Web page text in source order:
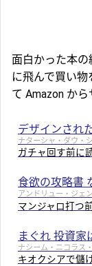
面白かった本の
に飛んで買い
て Amazon から
デザインされ
ナターシャ・ダウ・
ガチャ回す前に
食欲の攻略書
アンドリュー・ジェ
マンジャロ打つ
まぐれ 投資家
ナシーム・ニコラス
キオクシアで儲